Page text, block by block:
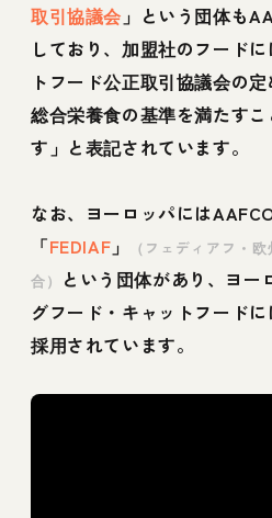
取引協議会 」という団体も
しており、加盟社のフード
トフード公正取引協議会の定
総合栄養食の基準を満たす
す」と表記されています。
なお、ヨーロッパには
「FEDIAF 」
（フェディアフ・
合）
という団体があり、ヨー
グフード・キャットフード
採用されています。